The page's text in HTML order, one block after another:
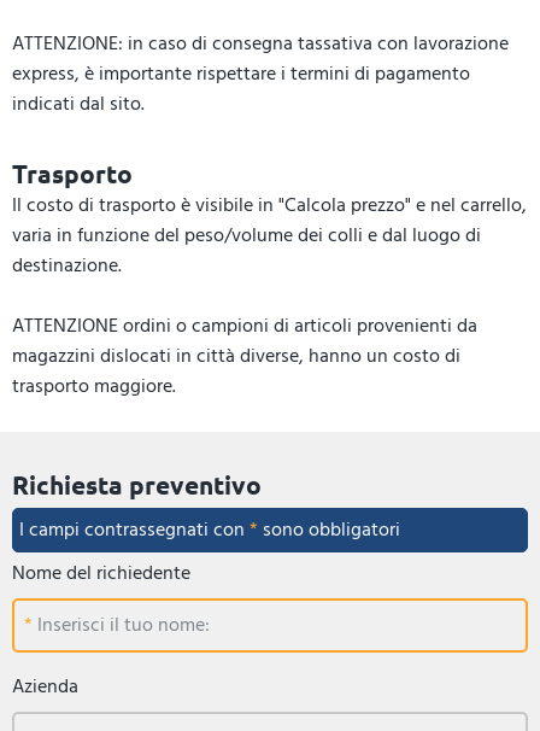
ATTENZIONE: in caso di consegna tassativa con lavorazione
express, è importante rispettare i termini di pagamento
indicati dal sito.
Trasporto
Il costo di trasporto è visibile in "Calcola prezzo" e nel carrello,
varia in funzione del peso/volume dei colli e dal luogo di
destinazione.
ATTENZIONE ordini o campioni di articoli provenienti da
magazzini dislocati in città diverse, hanno un costo di
trasporto maggiore.
Richiesta preventivo
I campi contrassegnati con* sono obbligatori
Nome del richiedente
Inserisci il tuo nome:
Azienda